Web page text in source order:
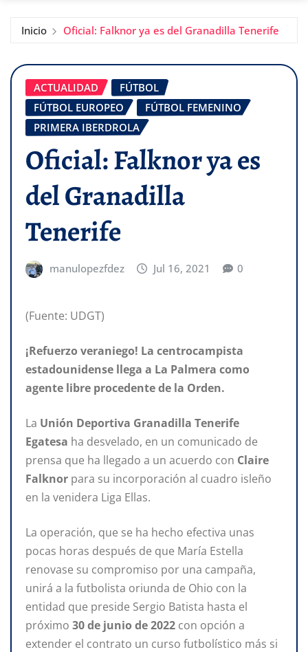
Inicio Oficial: Falknor ya es del Granadilla Tenerife
ACTUALIDAD
FÚTBOL
FÚTBOL EUROPEO
FÚTBOL FEMENINO
PRIMERA IBERDROLA
Oficial: Falknor ya es
del Granadilla
Tenerife
manulopezfdez Jul 16, 2021 0
(Fuente: UDGT)
¡Refuerzo veraniego! La centrocampista
estadounidense llega a La Palmera como
agente libre procedente de la Orden.
La Unión Deportiva Granadilla Tenerife
Egatesa ha desvelado, en un comunicado de
prensa que ha llegado a un acuerdo con Claire
Falknor para su incorporación al cuadro isleño
en la venidera Liga Ellas.
La operación, que se ha hecho efectiva unas
pocas horas después de que María Estella
renovase su compromiso por una campaña,
unirá a la futbolista oriunda de Ohio con la
entidad que preside Sergio Batista hasta el
próximo 30de junio de2022 con opción a
extender el contrato un curso futbolístico más si